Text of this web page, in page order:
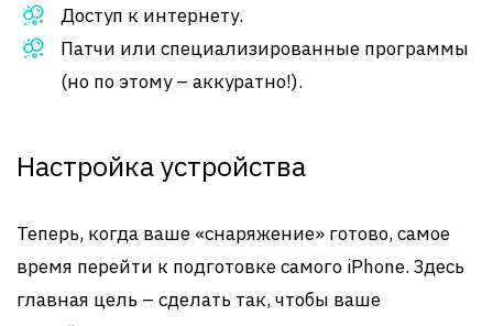
Доступ к интернету.
Патчи или специализированные программы
(но по этому – аккуратно!).
Настройка устройства
Теперь, когда ваше «снаряжение» готово, самое
время перейти к подготовке самого iPhone. Здесь
главная цель – сделать так, чтобы ваше